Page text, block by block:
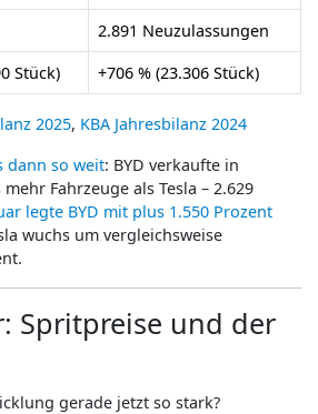
2.891 Neuzulassungen
Stück) +706 % (23.306 Stück)
2025, KBA Jahresbilanz 2024
dann so weit: BYD verkaufte in
Fahrzeuge als Tesla – 2.629
legte BYD mit plus 1.550 Prozent
wuchs um vergleichsweise
Spritpreise und der
gerade jetzt so stark?